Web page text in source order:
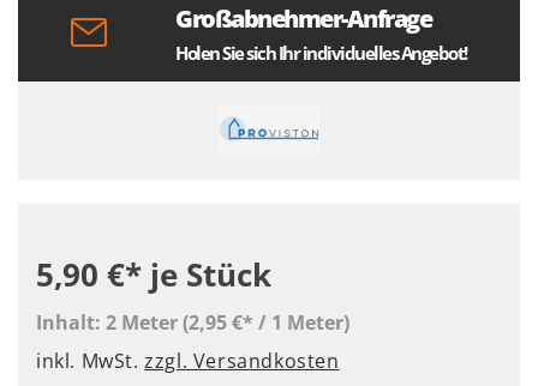
Großabnehmer-Anfrage
Holen Sie sich Ihr individuelles Angebot!
5,90 €* je Stück
Inhalt: 2 Meter(2,95 €* / 1 Meter)
inkl. MwSt.zzgl. Versandkosten